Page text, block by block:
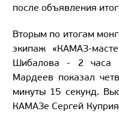
после объявления
Вторым по итогам
экипаж «КАМАЗ-
Шибалова - 2 часа
Мардеев показал
минуты 15 секунд.
КАМАЗе Сергей